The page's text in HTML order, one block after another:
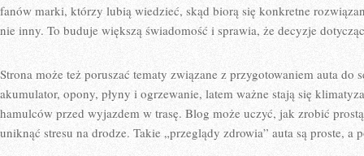
fanów marki, którzy lubią wiedzieć, skąd biorą się konkretne
nie inny. To buduje większą świadomość i sprawia, że decyzje
Strona może też poruszać tematy związane z przygotowaniem auta do
akumulator, opony, płyny i ogrzewanie, latem ważne stają się
hamulców przed wyjazdem w trasę. Blog może uczyć, jak zrobić
uniknąć stresu na drodze. Takie „przeglądy zdrowia” auta są proste, a